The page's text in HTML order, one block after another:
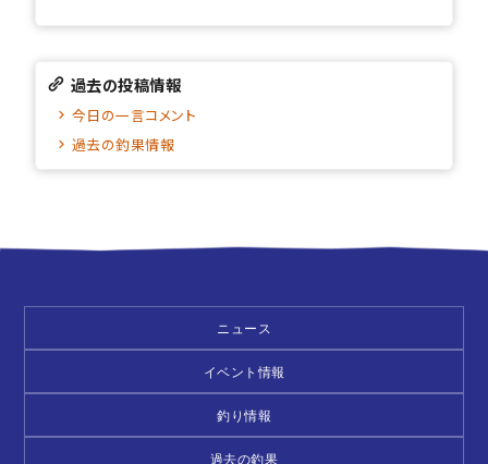
過去の投稿情報
今日の一言コメント
過去の釣果情報
ニュース
イベント情報
釣り情報
過去の釣果